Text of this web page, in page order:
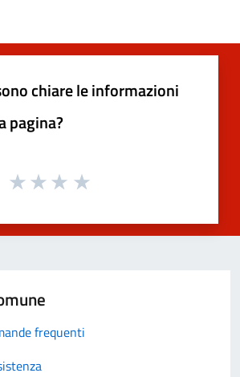
chiare le informazioni
pagina?
frequenti